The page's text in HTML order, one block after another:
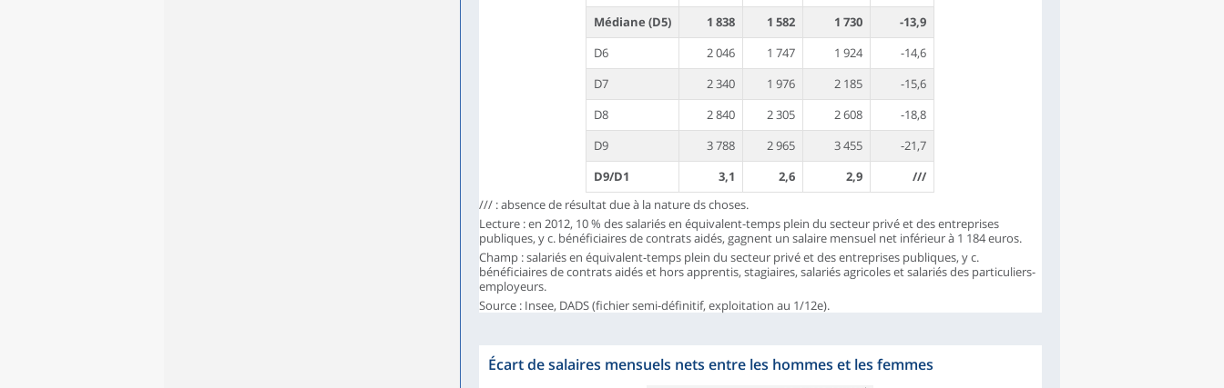
Médiane (D5)
1 838 1 582 1 730
-13,9
D6
2 046 1 747 1 924
-14,6
D7
2 340 1 976 2 185
-15,6
D8
2 840 2 305 2 608
-18,8
D9
3 788 2 965 3 455
-21,7
D9/D1
3,1 2,6 2,9
///
/// : absence de résultat due à la nature ds choses.
Lecture : en 2012, 10 % des salariés en équivalent-temps plein du secteur privé et des entreprises
publiques, y c. bénéficiaires de contrats aidés, gagnent un salaire mensuel net inférieur à 1 184 euros.
Champ : salariés en équivalent-temps plein du secteur privé et des entreprises publiques, y c.
bénéficiaires de contrats aidés et hors apprentis, stagiaires, salariés agricoles et salariés des particuliers-
employeurs.
Source : Insee, DADS (fichier semi-définitif, exploitation au 1/12e).
Écart de salaires mensuels nets entre les hommes et les femmes